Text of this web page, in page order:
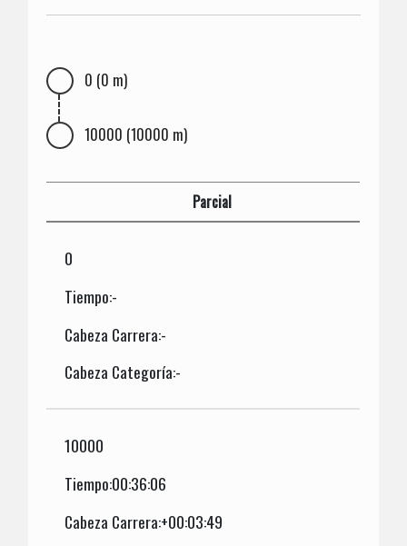
0 (0 m)
10000 (10000 m)
Parcial
0
Tiempo:-
Cabeza Carrera:-
Cabeza Categoría:-
10000
Tiempo:00:36:06
Cabeza Carrera:+00:03:49